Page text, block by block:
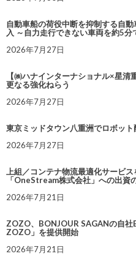
自動車船の荷役中断を抑制する自
入 ～自力走行できない車両を約5分
2026年7月27日
【㈱ハナインターナショナル×星
更なる強化ねらう
2026年7月27日
東京ミッドタウン八重洲でロボッ
2026年7月27日
上組／コンテナ物流最適化サービ
「OneStream株式会社」への出資
2026年7月21日
ZOZO、BONJOUR SAGANの自
ZOZO」を提供開始
2026年7月21日